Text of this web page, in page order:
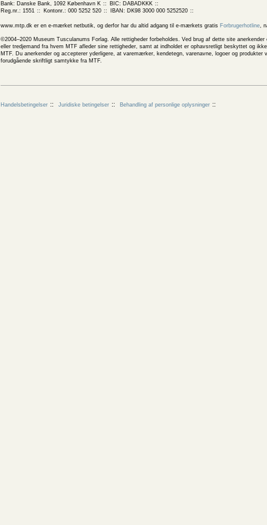
Bank: Danske Bank, 1092 København K
BIC: DABADKKK
Reg.nr.: 1551
Kontonr.: 000 5252 520 IBAN: DK98 3000 000 5252520
www.mtp.dk er en e-mærket netbutik, og derfor har du altid adgang til e-mærkets gratis Forbrugerhotline,
©2004–2020 Museum Tusculanums Forlag. Alle rettigheder forbeholdes. Ved brug af dette site
eller tredjemand fra hvem MTF afleder sine rettigheder, samt at indholdet er ophavsretligt beskyttet og
MTF. Du anerkender og accepterer yderligere, at varemærker, kendetegn, varenavne, logoer og
forudgående skriftligt samtykke fra MTF.
Handelsbetingelser Juridiske betingelser Behandling af personlige oplysninger